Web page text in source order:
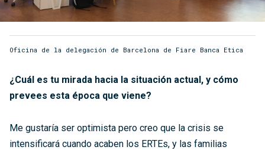
Oficina de la delegación de Barcelona de Fiare Banca Etica
¿Cuál es tu mirada hacia la situación actual, y cómo
prevees esta época que viene?
Me gustaría ser optimista pero creo que la crisis se
intensificará cuando acaben los ERTEs, y las familias